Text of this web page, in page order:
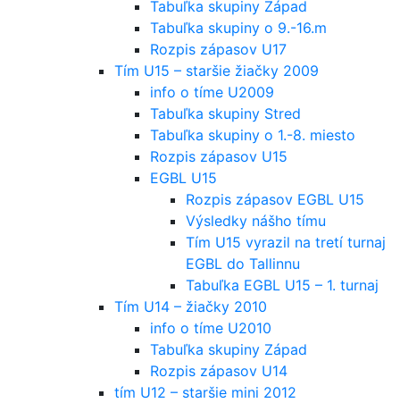
Tabuľka skupiny Západ
Tabuľka skupiny o 9.-16.m
Rozpis zápasov U17
Tím U15 – staršie žiačky 2009
info o tíme U2009
Tabuľka skupiny Stred
Tabuľka skupiny o 1.-8. miesto
Rozpis zápasov U15
EGBL U15
Rozpis zápasov EGBL U15
Výsledky nášho tímu
Tím U15 vyrazil na tretí turnaj
EGBL do Tallinnu
Tabuľka EGBL U15 – 1. turnaj
Tím U14 – žiačky 2010
info o tíme U2010
Tabuľka skupiny Západ
Rozpis zápasov U14
tím U12 – staršie mini 2012